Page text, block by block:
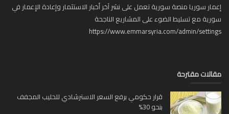
سوريا منصة سورية تعمل على نشر آخر أخبار الاستثمار وإعادة الإعمار في
مع تسليط الضوء على المشاريع الناجحة
https://www.emmarsyria.com/admin/
مقترحة
قرار حكومي برفع السعر الاسترشادي للحليب المجفف
بنحو 30%